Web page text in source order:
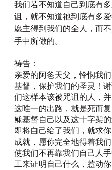
我们若不知道自己到底有
诅，就不知道祂到底有多爱
愿主得到我们的全人，而
手中所做的。
祷告：
亲爱的阿爸天父，怜悯我
基督，保护我们的圣灵！
们这样本该被咒诅的人，
这唯一的出路，就是死而
稣基督自己以及这十字架
即将自己给了我们，就求
成就，愿你完全地得着我们
使我们不再靠我们自己人
工来证明自己什么，惹动你